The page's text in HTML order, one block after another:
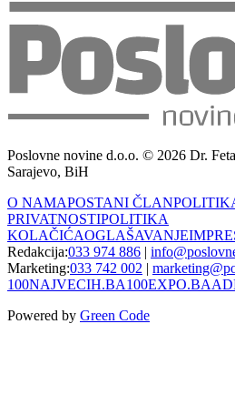
Poslovne novine d.o.o. © 2026 Dr.
Sarajevo, BiH
O NAMAPOSTANI ČLAN
PRIVATNOSTIPOLITIKA
KOLAČIĆAOGLAŠAVANJE
Redakcija:033 974 886 |
Marketing:033 742 002 |
100NAJVECIH.BA100EXPO.BA
Powered by Green Code